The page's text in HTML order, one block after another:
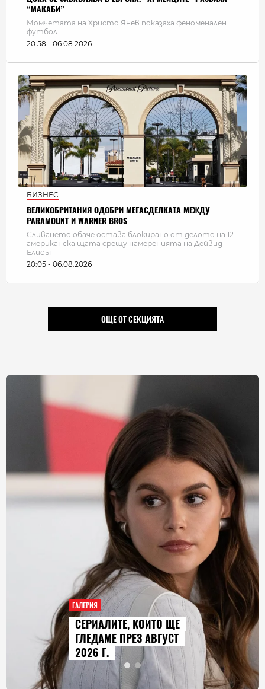
“МАКАБИ”
Момчетата на Христо Янев показаха феноменален
футбол
20:58 - 06.08.2026
БИЗНЕС
ВЕЛИКОБРИТАНИЯ ОДОБРИ МЕГАСДЕЛКАТА МЕЖДУ
PARAMOUNT И WARNER BROS
Сливането обаче остава блокирано от делото на 12
американска щата срещу намеренията на Дейвид
Елисън
20:05 - 06.08.2026
ОЩЕ ОТ СЕКЦИЯТА
ГАЛЕРИЯ
AUDI Q9
ГОЛЕМИЯТ
ИСТОРИЯТА
КОИТО ЩЕ
АВГУСТ